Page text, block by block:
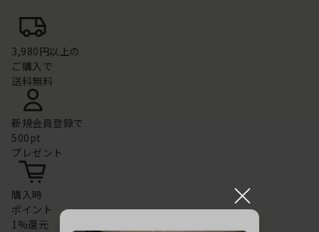
3,980円以上の
ご購入で
送料無料
新規会員登録で
500pt
プレゼント
購入時
ポイント
1%還元
×